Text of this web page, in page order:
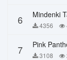
6 4356
7 Pink
3108